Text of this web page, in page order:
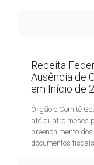
Receita
Ausência de
em Início de
Órgão e Comitê
até quatro meses
preenchimento
documentos fiscais